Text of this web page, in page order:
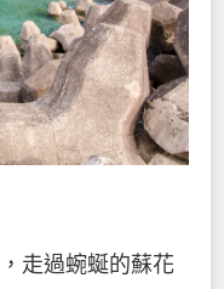
走過蜿蜒的蘇花